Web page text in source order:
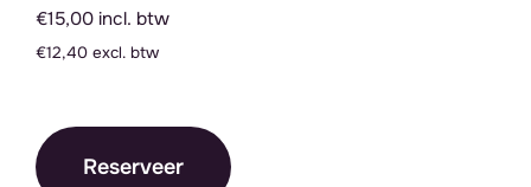
€15,00 incl. btw
€12,40 excl. btw
Reserveer